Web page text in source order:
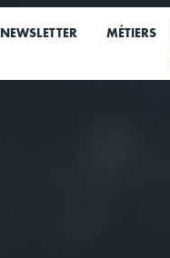
NEWSLETTER MÉTIERS